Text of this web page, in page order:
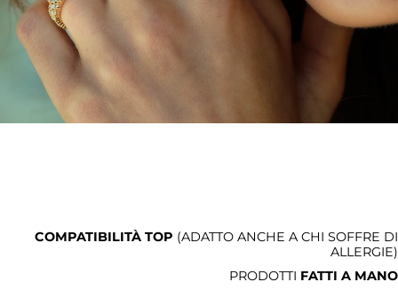
COMPATIBILITÀ TOP (ADATTO ANCHE A CHI SOFFRE DI
ALLERGIE)
PRODOTTI FATTI A MANO